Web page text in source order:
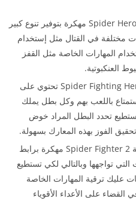
تتميز لعبة Spider Hero Fighter 2 مهكرة بتوفير تنوع كبير
مختلفة في القتال مثل إستخدام
المهارات الخاصة مثل القفز
العنكبوتية.
لعبة Spider Fighting Hero 2 Mod Apk تحتوي على
باللعب بهم وكل بطل يملك
تحدد البطل المراد خوض
الفوز بهذه المعارك بسهولة.
مع التقدم في لعبة Spider Fighter 2 مهكرة برابط
تواجهها وبالتالي لكي تستطيع
عليك ترقية المهارات الخاصة
على الأعداء الأقوياء